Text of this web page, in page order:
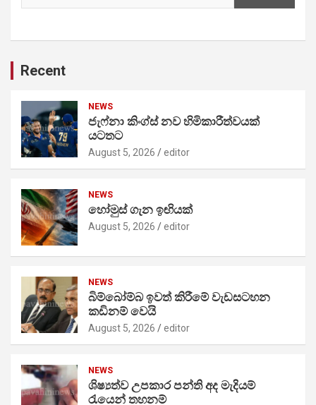
Recent
NEWS
ජැෆ්නා කිංග්ස් නව හිමිකාරීත්වයක්
යටතට
August 5, 2026 editor
NEWS
හෝමුස් ගැන ඉඟියක්
August 5, 2026 editor
NEWS
බිම්බෝම්බ ඉවත් කිරීමේ වැඩසටහන
කඩිනම් වෙයි
August 5, 2026 editor
NEWS
ශිෂ්‍යත්ව උපකාර පන්ති අද මැදියම්
රැයෙන් තහනම්